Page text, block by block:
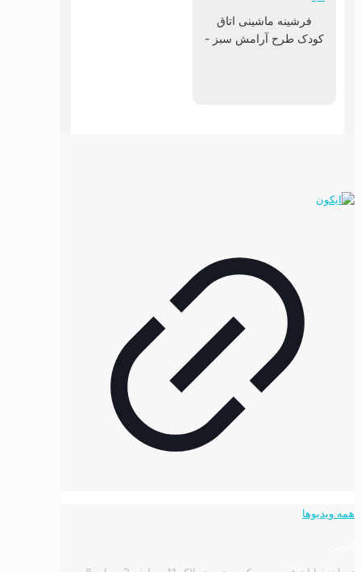
فرشینه ماشینی اتاق
کودک طرح آرامش سبز -
همه ویدیوها